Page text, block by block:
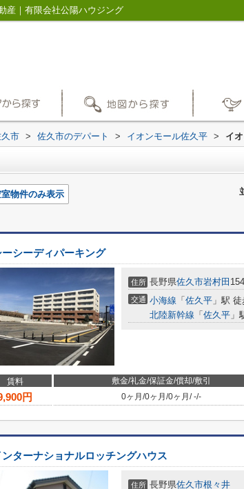
産｜有限会社公陽ハウジング
市 > 佐久市のデパート > イオンモール佐久平 > イ
室物件のみ表示
ーシーディパーキング
住所 長野県佐久市岩村田
交通 小海線 「 佐久平 」駅
北陸新幹線 「 佐久平 」
賃料 敷金/礼金/保証金/償却/敷引
円 0ヶ月 /0ヶ月 /0ヶ月 /-/-
ンターナショナルロッチングハウス
住所 長野県佐久市根々井